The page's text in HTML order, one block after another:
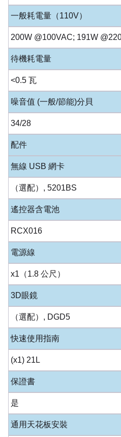
一般耗電量（110V）
200W @100VAC; 191W
待機耗電量
<0.5 瓦
噪音值 (一般/節能)分貝
34/28
配件
無線 USB 網卡
（選配）, 5201BS
遙控器含電池
RCX016
電源線
x1（1.8 公尺）
3D眼鏡
（選配）, DGD5
快速使用指南
(x1) 21L
保證書
是
通用天花板安裝